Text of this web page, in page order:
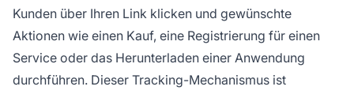
Kunden über Ihren Link klicken und gewünschte
Aktionen wie einen Kauf, eine Registrierung für einen
Service oder das Herunterladen einer Anwendung
durchführen. Dieser Tracking-Mechanismus ist